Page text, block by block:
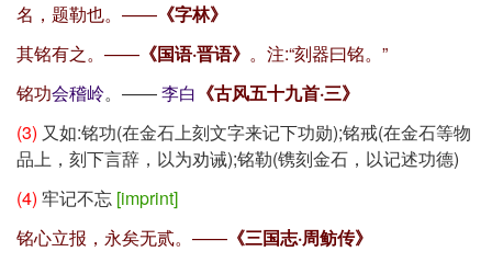
名，题勒也。—— 《字林》
其铭有之。—— 《国语·晋语》 。注:“刻器曰铭。”
铭功会稽岭。——李白 《古风五十九首·三》
(3) 又如:铭功(在金石上刻文字来记下功勋);铭戒(在金石等物
品上，刻下言辞，以为劝诫);铭勒(镌刻金石，以记述功德)
(4) 牢记不忘 [imprint]
铭心立报，永矣无贰。—— 《三国志·周鲂传》